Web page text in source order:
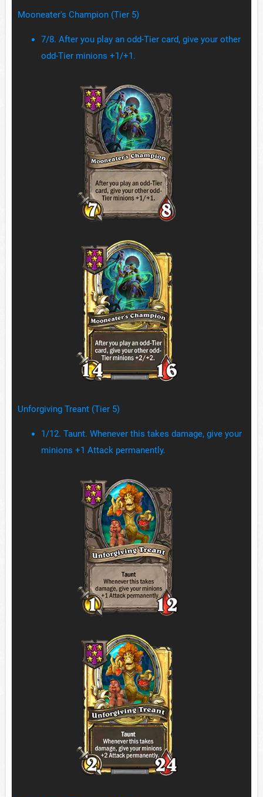
Mooneater's Champion (Tier 5)
7/8. After you play an odd-Tier card, give your other
odd-Tier minions +1/+1.
Unforgiving Treant (Tier 5)
1/12. Taunt. Whenever this takes damage, give your
minions +1 Attack permanently.